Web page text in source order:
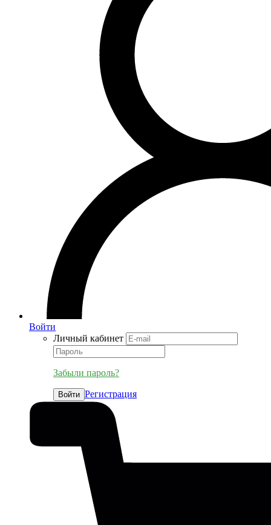
Войти
Личный кабинет
Забыли пароль?
Войти Регистрация